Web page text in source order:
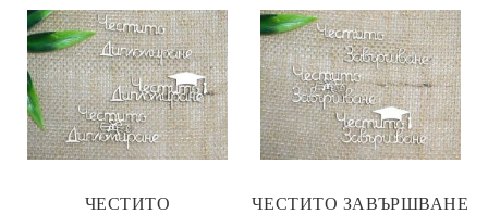
ЧЕСТИТО
ЧЕСТИТО ЗАВЪРШВАНЕ